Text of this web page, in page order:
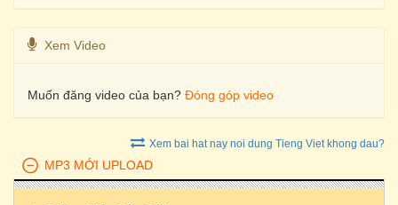
Xem Video
Muốn đăng video của bạn? Đóng góp video
Xem bai hat nay noi dung Tieng Viet khong dau?
MP3 MỚI UPLOAD